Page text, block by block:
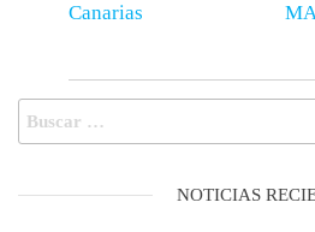
Canarias
NOTICIAS